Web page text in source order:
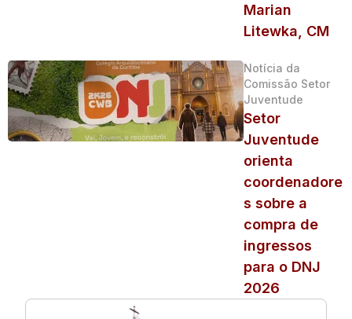
Marian
Litewka, CM
Notícia da
Comissão Setor
Juventude
Setor
Juventude
orienta
coordenadore
s sobre a
compra de
ingressos
para o DNJ
2026